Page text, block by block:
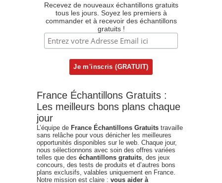
Recevez de nouveaux échantillons gratuits
tous les jours. Soyez les premiers à
commander et à recevoir des échantillons
gratuits !
France Échantillons Gratuits :
Les meilleurs bons plans chaque
jour
L’équipe de France Échantillons Gratuits travaille
sans relâche pour vous dénicher les meilleures
opportunités disponibles sur le web. Chaque jour,
nous sélectionnons avec soin des offres variées
telles que des échantillons gratuits , des jeux
concours, des tests de produits et d’autres bons
plans exclusifs, valables uniquement en France.
Notre mission est claire : vous aider à